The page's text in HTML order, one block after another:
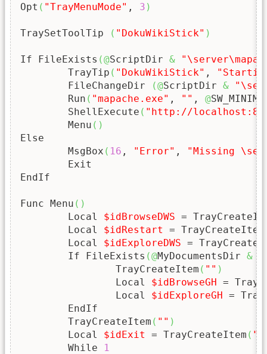
Opt ( "TrayMenuMode" , 3 )
TraySetToolTip ( "DokuWikiStick" )
If FileExists (@ScriptDir &
	TrayTip
( "DokuWikiStick" ,
  	FileChangeDir
(@ScriptDir &
	Run
( "mapache.exe" , "" , @
	ShellExecute
( "http://
	Menu
( )
Else
	MsgBox
( 16 , "Error" ,
"Missing
EndIf
Func Menu ( )
	Local
$idBrowseDWS =
	Local
$idRestart = TrayCreateItem
	Local
$idExploreDWS =
	If FileExists
(@MyDocumentsDir &
		TrayCreateItem
( "" )
		Local
$idBrowseGH =
		Local
$idExploreGH =
	TrayCreateItem
( "" )
	Local
$idExit = TrayCreateItem (
	While
1